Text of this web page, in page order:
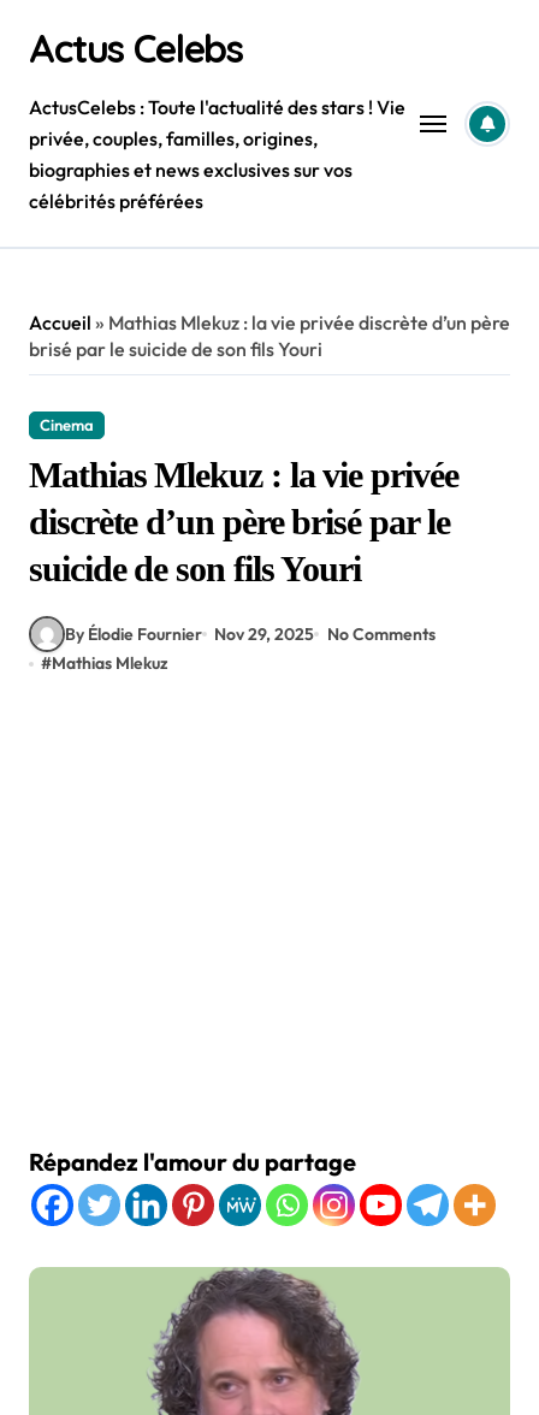
contentActus Celebs
ActusCelebs : Toute l'actualité des stars ! Vie
privée, couples, familles, origines,
biographies et news exclusives sur vos
célébrités préférées
Accueil » Mathias Mlekuz : la vie privée discrète d’un père
brisé par le suicide de son fils Youri
Cinema
Mathias Mlekuz : la vie privée
discrète d’un père brisé par le
suicide de son fils Youri
By Élodie Fournier Nov 29, 2025
No Comments
#Mathias Mlekuz
Répandez l'amour du partage